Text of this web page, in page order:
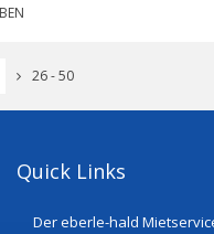
26 - 50
Quick Links
Der eberle-hald